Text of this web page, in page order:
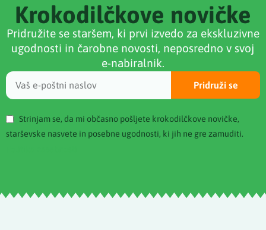
Krokodilčkove novičke
Pridružite se staršem, ki prvi izvedo za ekskluzivne
ugodnosti in čarobne novosti, neposredno v svoj
e-nabiralnik.
Strinjam se, da mi občasno pošljete krokodilčkove novičke,
starševske nasvete in posebne ugodnosti, ki jih ne gre zamuditi.
Pridruži se